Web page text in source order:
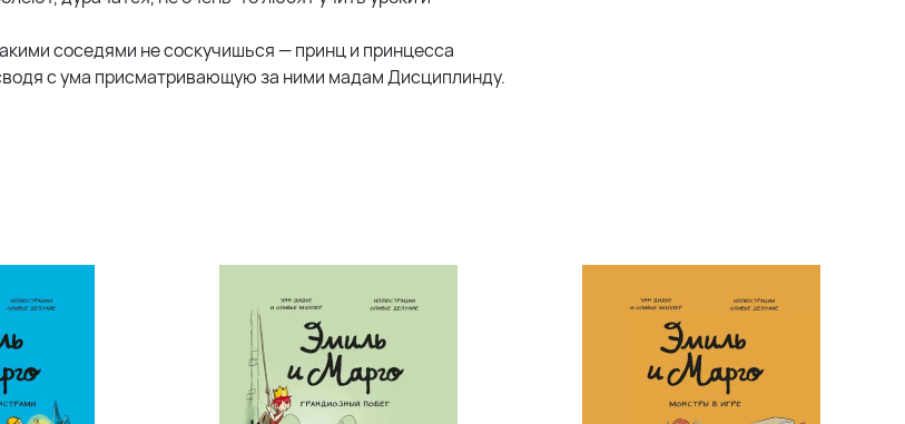
соседями не соскучишься — принц и принцесса
с ума присматривающую за ними мадам Дисциплинду.